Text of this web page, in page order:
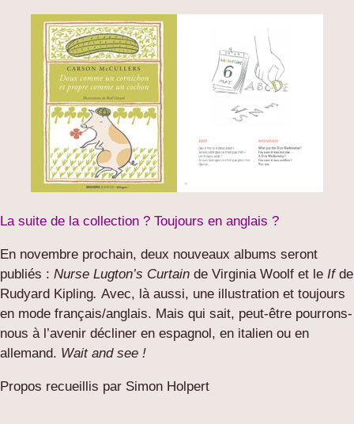
La suite de la collection ? Toujours en anglais ?
En novembre prochain, deux nouveaux albums seront
publiés : Nurse Lugton’s Curtain de Virginia Woolf et le If de
Rudyard Kipling. Avec, là aussi, une illustration et toujours
en mode français/anglais. Mais qui sait, peut-être pourrons-
nous à l’avenir décliner en espagnol, en italien ou en
allemand. Wait and see !
Propos recueillis par Simon Holpert